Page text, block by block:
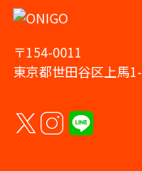
〒154-0011
東京都世田谷区上馬